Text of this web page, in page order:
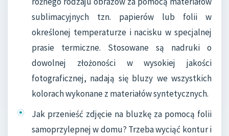
sublimacyjnych tzn. papierów lub folii w
określonej temperaturze i nacisku w specjalnej
prasie termiczne. Stosowane są nadruki o
dowolnej złożoności w wysokiej jakości
fotograficznej, nadają się bluzy we wszystkich
kolorach wykonane z materiałów syntetycznych.
Jak przenieść zdjęcie na bluzkę za pomocą folii
samoprzylepnej w domu? Trzeba wyciąć kontur i